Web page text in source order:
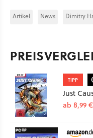
Artikel News Dimitry
TIPP
Just
ab 8,99 €